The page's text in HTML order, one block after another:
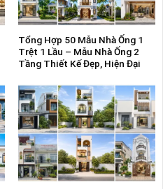
Tổng Hợp 50 Mẫu Nhà Ống 1
Trệt 1 Lầu – Mẫu Nhà Ống 2
Tầng Thiết Kế Đẹp, Hiện Đại